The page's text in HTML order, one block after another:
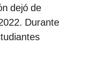
dejó de
Durante